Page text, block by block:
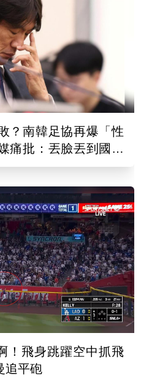
？南韓足協再爆「性
痛批：丟臉丟到國外
！飛身跳躍空中抓飛
追平砲